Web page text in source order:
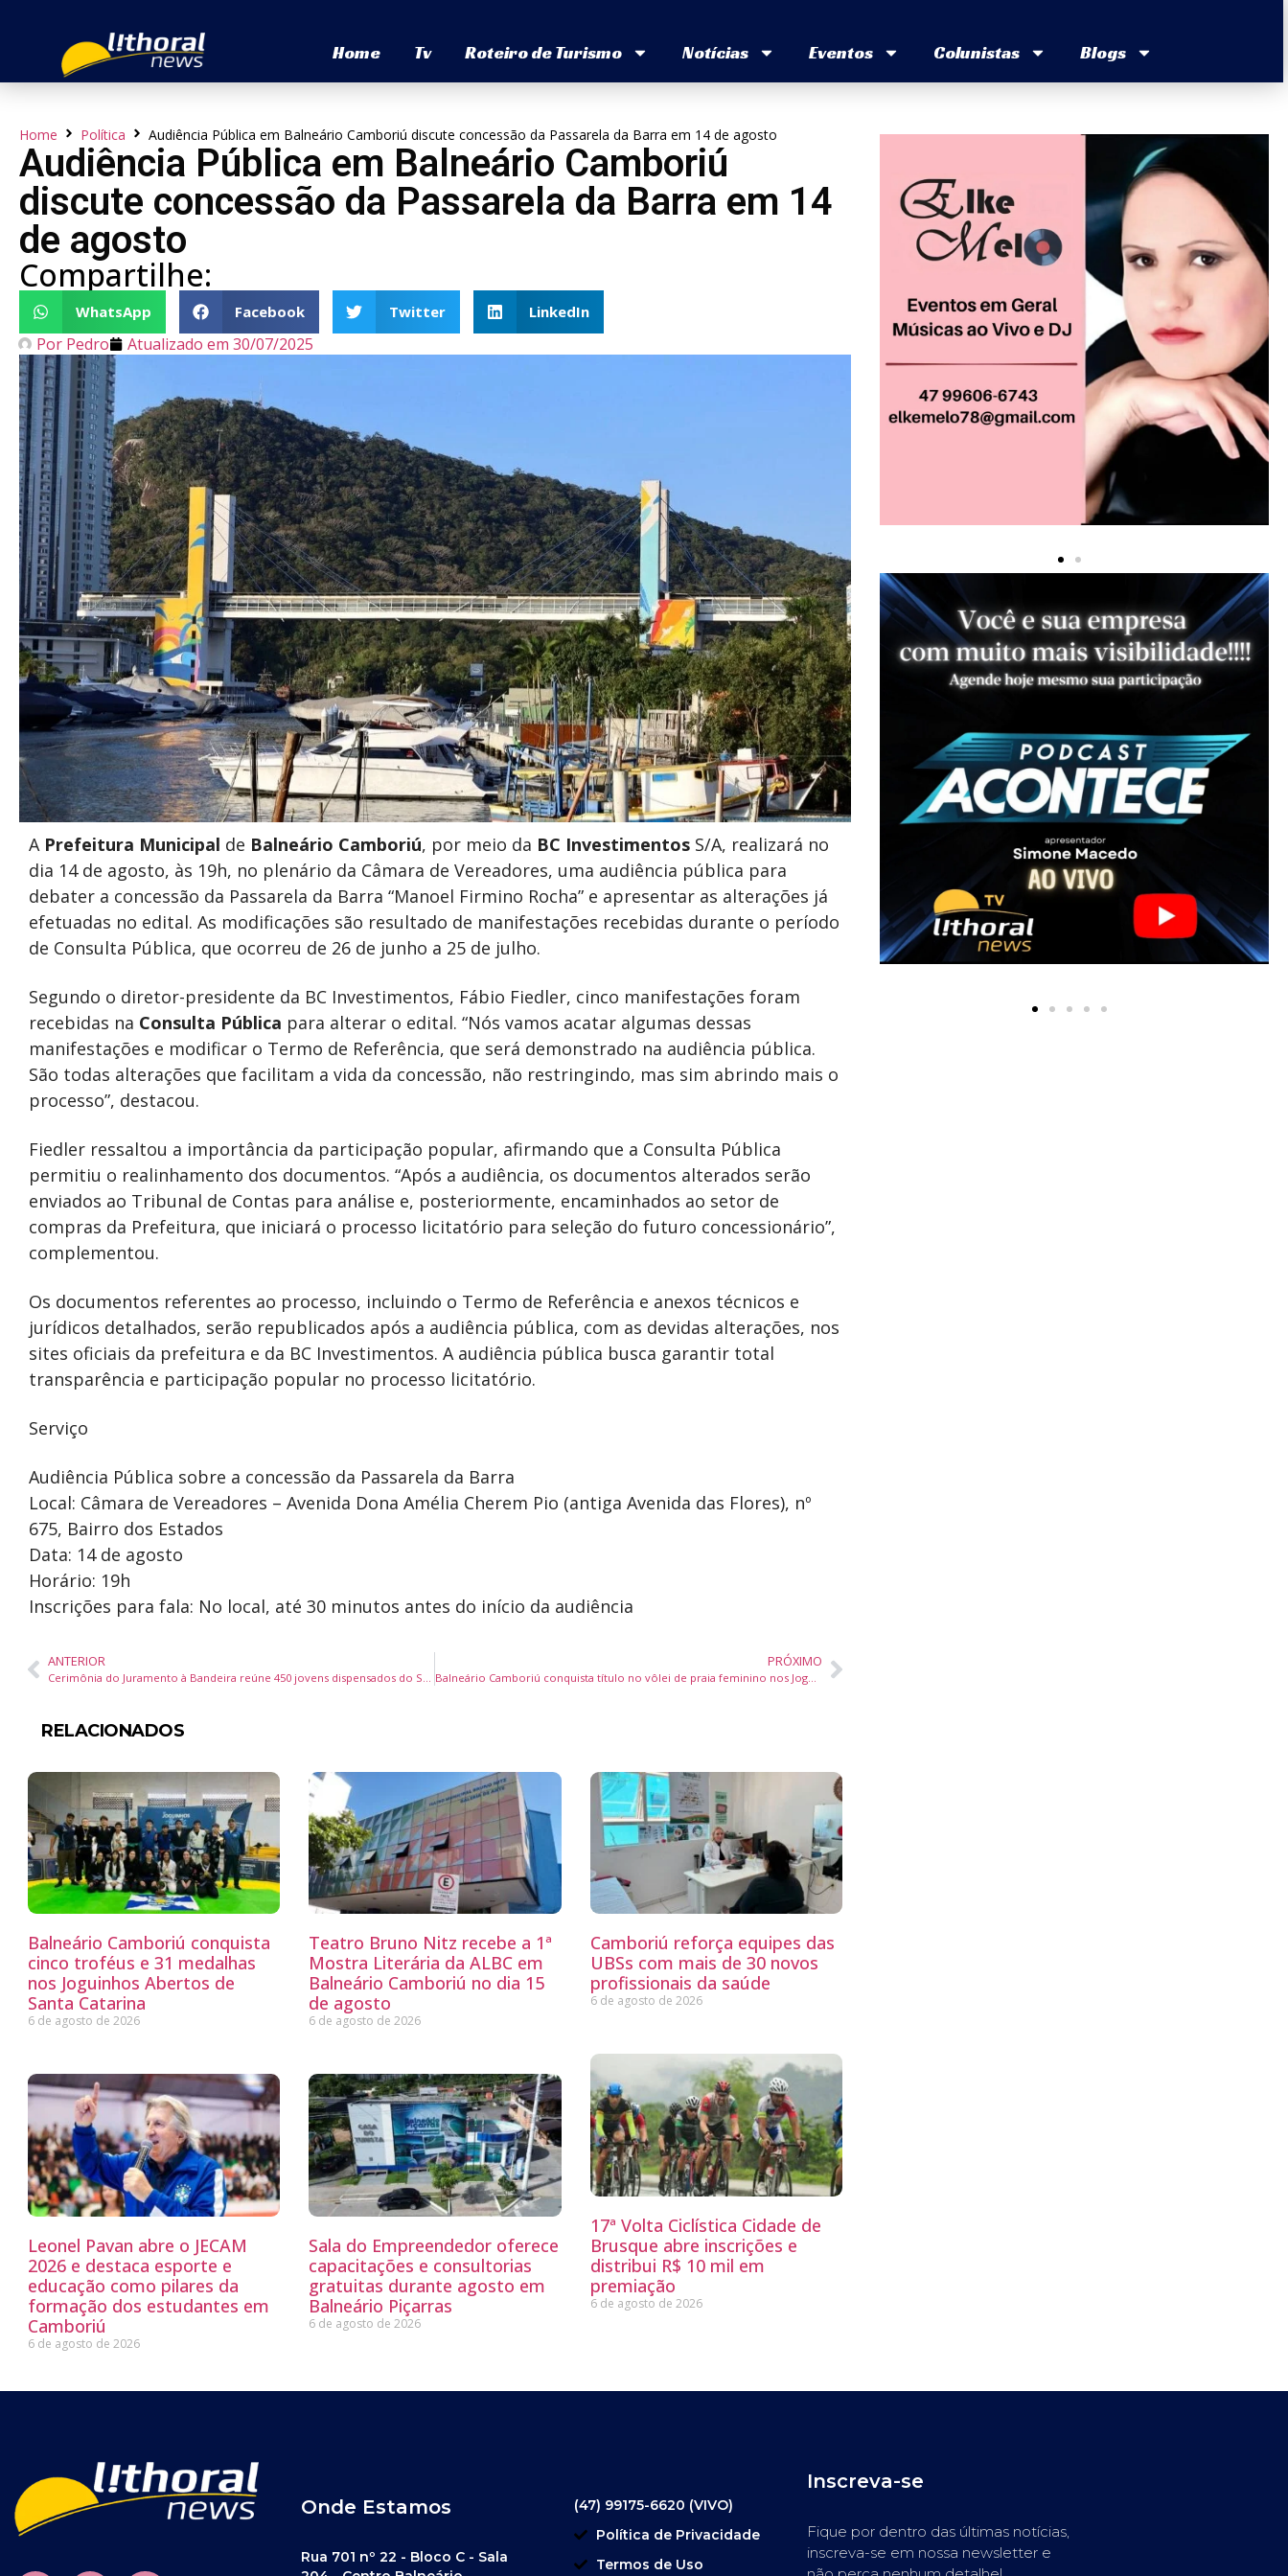
Home Tv Roteiro de Turismo Notícias Eventos Colunistas Blogs
Home Política Audiência Pública em Balneário Camboriú discute concessão da Passarela da Barra em 14 de agosto
Audiência Pública em Balneário Camboriú
discute concessão da Passarela da Barra em 14
de agosto
Compartilhe:
WhatsApp Facebook Twitter LinkedIn
Por Pedro Atualizado em 30/07/2025
A Prefeitura Municipal de Balneário Camboriú, por meio da BC Investimentos S/A, realizará no
dia 14 de agosto, às 19h, no plenário da Câmara de Vereadores, uma audiência pública para
debater a concessão da Passarela da Barra “Manoel Firmino Rocha” e apresentar as alterações já
efetuadas no edital. As modificações são resultado de manifestações recebidas durante o período
de Consulta Pública, que ocorreu de 26 de junho a 25 de julho.
Segundo o diretor-presidente da BC Investimentos, Fábio Fiedler, cinco manifestações foram
recebidas na Consulta Pública para alterar o edital. “Nós vamos acatar algumas dessas
manifestações e modificar o Termo de Referência, que será demonstrado na audiência pública.
São todas alterações que facilitam a vida da concessão, não restringindo, mas sim abrindo mais o
processo”, destacou.
Fiedler ressaltou a importância da participação popular, afirmando que a Consulta Pública
permitiu o realinhamento dos documentos. “Após a audiência, os documentos alterados serão
enviados ao Tribunal de Contas para análise e, posteriormente, encaminhados ao setor de
compras da Prefeitura, que iniciará o processo licitatório para seleção do futuro concessionário”,
complementou.
Os documentos referentes ao processo, incluindo o Termo de Referência e anexos técnicos e
jurídicos detalhados, serão republicados após a audiência pública, com as devidas alterações, nos
sites oficiais da prefeitura e da BC Investimentos. A audiência pública busca garantir total
transparência e participação popular no processo licitatório.
Serviço
Audiência Pública sobre a concessão da Passarela da Barra
Local: Câmara de Vereadores – Avenida Dona Amélia Cherem Pio (antiga Avenida das Flores), nº
675, Bairro dos Estados
Data: 14 de agosto
Horário: 19h
Inscrições para fala: No local, até 30 minutos antes do início da audiência
ANTERIOR
Cerimônia do Juramento à Bandeira reúne 450 jovens dispensados do Serviço Militar em Itajaí
PRÓXIMO
Balneário Camboriú conquista título no vôlei de praia feminino nos Joguinhos Abertos de Santa Catarina 2025
RELACIONADOS
Balneário Camboriú conquista
cinco troféus e 31 medalhas
nos Joguinhos Abertos de
Santa Catarina
6 de agosto de 2026
Teatro Bruno Nitz recebe a 1ª
Mostra Literária da ALBC em
Balneário Camboriú no dia 15
de agosto
6 de agosto de 2026
Camboriú reforça equipes das
UBSs com mais de 30 novos
profissionais da saúde
6 de agosto de 2026
Leonel Pavan abre o JECAM
2026 e destaca esporte e
educação como pilares da
formação dos estudantes em
Camboriú
6 de agosto de 2026
Sala do Empreendedor oferece
capacitações e consultorias
gratuitas durante agosto em
Balneário Piçarras
6 de agosto de 2026
17ª Volta Ciclística Cidade de
Brusque abre inscrições e
distribui R$ 10 mil em
premiação
6 de agosto de 2026
Onde Estamos
Rua 701 nº 22 - Bloco C - Sala
(47) 99175-6620 (VIVO)
Política de Privacidade
Termos de Uso
Inscreva-se
Fique por dentro das últimas notícias,
inscreva-se em nossa newsletter e